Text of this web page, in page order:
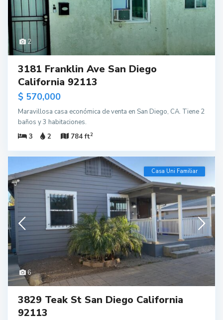
2
3181 Franklin Ave San Diego
California 92113
$ 570,000
Maravillosa casa económica de venta en San Diego, CA. Tiene 2
baños y 3 habitaciones.
3
2 784 ft2
6
Casa Uni Familiar
3829 Teak St San Diego California
92113